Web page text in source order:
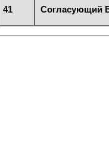
41 Согласующий